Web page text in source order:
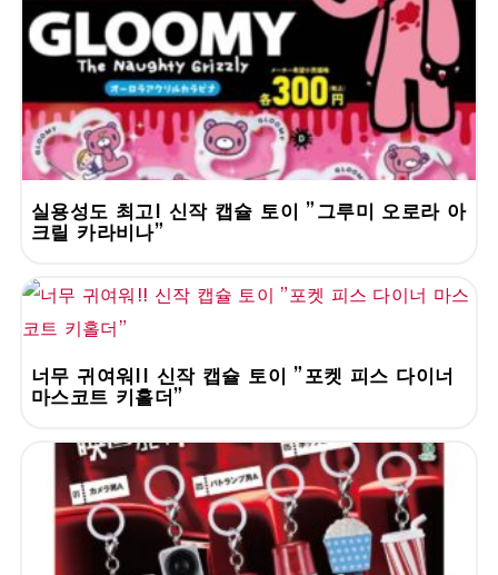
실용성도 최고! 신작 캡슐 토이 "그루미 오로라 아
크릴 카라비나"
너무 귀여워!! 신작 캡슐 토이 "포켓 피스 다이너
마스코트 키홀더"